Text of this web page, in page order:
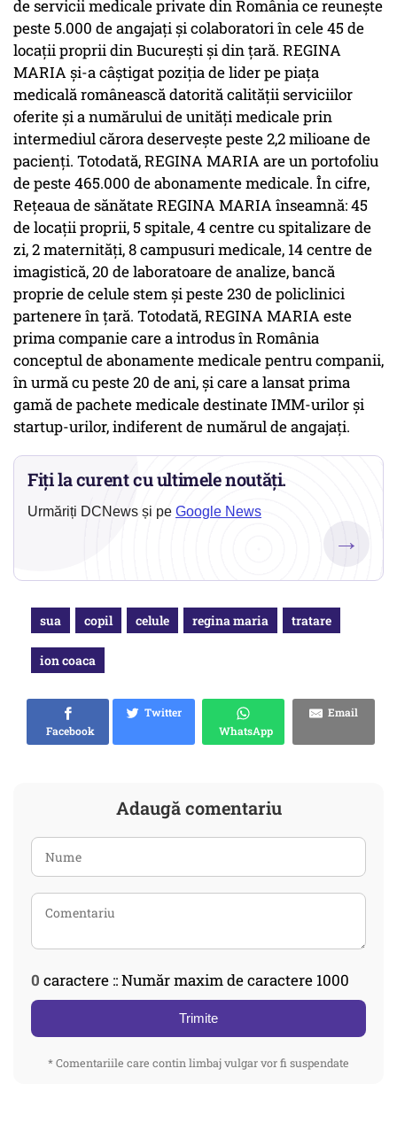
de servicii medicale private din România ce reunește
peste 5.000 de angajați și colaboratori în cele 45 de
locații proprii din Bucureşti şi din ţară. REGINA
MARIA și-a câștigat poziția de lider pe piața
medicală românească datorită calității serviciilor
oferite și a numărului de unități medicale prin
intermediul cărora deservește peste 2,2 milioane de
pacienți. Totodată, REGINA MARIA are un portofoliu
de peste 465.000 de abonamente medicale. În cifre,
Rețeaua de sănătate REGINA MARIA înseamnă: 45
de locații proprii, 5 spitale, 4 centre cu spitalizare de
zi, 2 maternități, 8 campusuri medicale, 14 centre de
imagistică, 20 de laboratoare de analize, bancă
proprie de celule stem și peste 230 de policlinici
partenere în țară. Totodată, REGINA MARIA este
prima companie care a introdus în România
conceptul de abonamente medicale pentru companii,
în urmă cu peste 20 de ani, și care a lansat prima
gamă de pachete medicale destinate IMM-urilor și
startup-urilor, indiferent de numărul de angajați.
Fiți la curent cu ultimele noutăți.
Urmăriți DCNews și pe Google News
→
sua copil celule regina maria tratare
ion coaca
Facebook
Twitter
WhatsApp
Email
Adaugă comentariu
0 caractere :: Număr maxim de caractere 1000
Trimite
* Comentariile care contin limbaj vulgar vor fi suspendate